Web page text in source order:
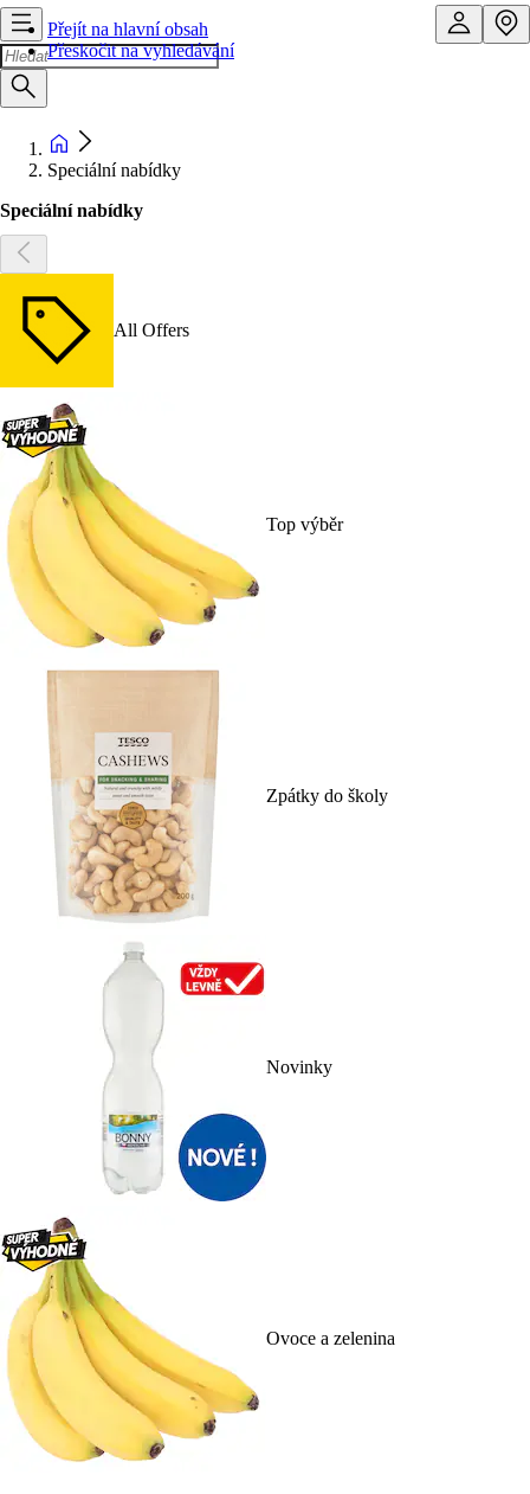
Přejít na hlavní obsah
Přeskočit na vyhledávání
Speciální nabídky
Speciální nabídky
All Offers
Top výběr
Zpátky do školy
Novinky
Ovoce a zelenina